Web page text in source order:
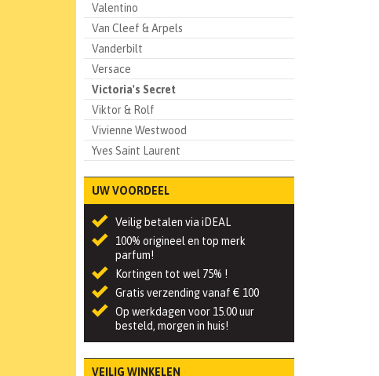
Valentino
Van Cleef & Arpels
Vanderbilt
Versace
Victoria's Secret
Viktor & Rolf
Vivienne Westwood
Yves Saint Laurent
UW VOORDEEL
Veilig betalen via iDEAL
100% origineel en top merk
parfum!
Kortingen tot wel 75% !
Gratis verzending vanaf € 100
Op werkdagen voor 15.00 uur
besteld, morgen in huis!
VEILIG WINKELEN